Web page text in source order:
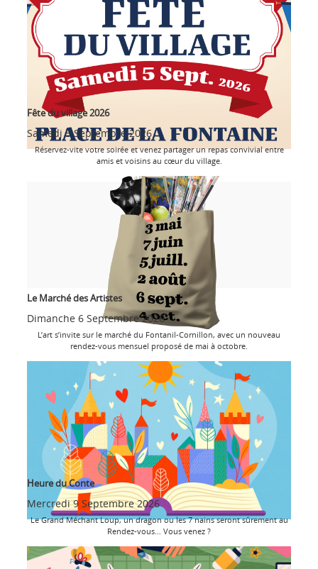
Fête du village 2026
Samedi 5 Septembre 2026
Réservez-vite votre soirée et venez partager un repas convivial entre
amis et voisins au cœur du village.
Le Marché des Artistes
Dimanche 6 Septembre 2026
L’art s’invite sur le marché du Fontanil-Cornillon, avec un nouveau
rendez-vous mensuel proposé de mai à octobre.
Heure du Conte
Mercredi 9 Septembre 2026
Le Grand Méchant Loup, un dragon ou les 7 nains seront sûrement au
Rendez-vous… Vous venez ?